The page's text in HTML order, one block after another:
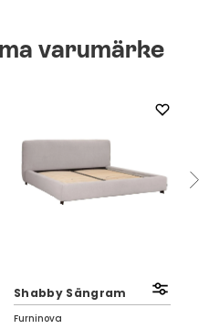
varumärke
Shabby Sängram
Furninova